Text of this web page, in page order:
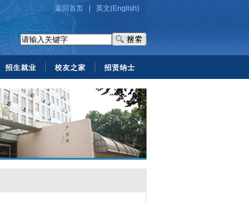
返回首页 | 英文(English)
招生就业 校友之家 招贤纳士